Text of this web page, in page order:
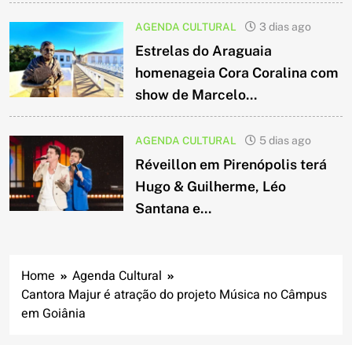
AGENDA CULTURAL 3 dias ago
Estrelas do Araguaia
homenageia Cora Coralina com
show de Marcelo...
AGENDA CULTURAL 5 dias ago
Réveillon em Pirenópolis terá
Hugo & Guilherme, Léo
Santana e...
Home
Agenda Cultural
Cantora Majur é atração do projeto Música no Câmpus
em Goiânia